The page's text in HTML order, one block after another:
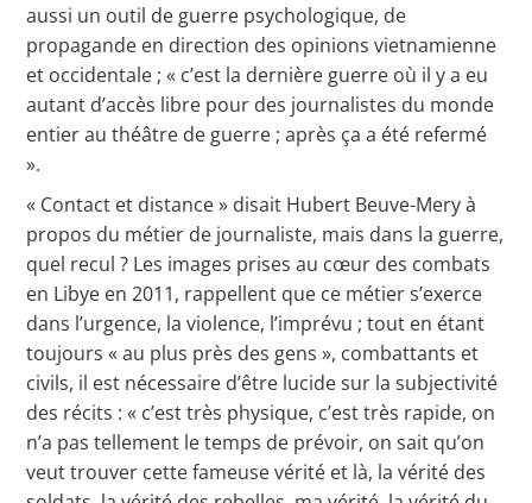
aussi un outil de guerre psychologique, de
propagande en direction des opinions vietnamienne
et occidentale ; « c’est la dernière guerre où il y a eu
autant d’accès libre pour des journalistes du monde
entier au théâtre de guerre ; après ça a été refermé
».
« Contact et distance » disait Hubert Beuve-Mery à
propos du métier de journaliste, mais dans la guerre,
quel recul ? Les images prises au cœur des combats
en Libye en 2011, rappellent que ce métier s’exerce
dans l’urgence, la violence, l’imprévu ; tout en étant
toujours « au plus près des gens », combattants et
civils, il est nécessaire d’être lucide sur la subjectivité
des récits : « c’est très physique, c’est très rapide, on
n’a pas tellement le temps de prévoir, on sait qu’on
veut trouver cette fameuse vérité et là, la vérité des